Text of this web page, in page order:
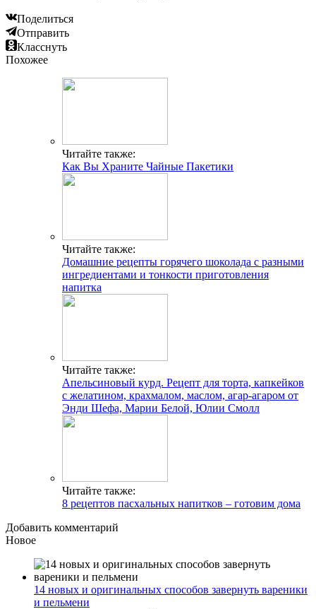
Поделиться
Отправить
Класснуть
Похожее
Читайте также:
Как Вы Храните Чайные Пакетики
Читайте также:
Домашние рецепты горячего шоколада с разными
ингредиентами и тонкости приготовления
напитка
Читайте также:
Апельсиновый курд. Рецепт для торта, капкейков
с желатином, крахмалом, маслом, агар-агаром от
Энди Шефа, Марии Белой, Юлии Смолл
Читайте также:
8 рецептов пасхальных напитков – готовим дома
Добавить комментарий
Новое
14 новых и оригинальных способов завернуть вареники
и пельмени